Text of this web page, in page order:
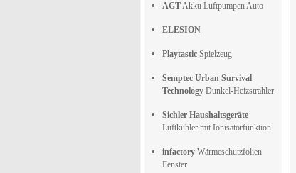
AGTAkku Luftpumpen Auto
ELESION
Playtastic Spielzeug
Semptec Urban Survival
Technology Dunkel-Heizstrahler
Sichler Haushaltsgeräte
Luftkühler mit Ionisatorfunktion
infactory Wärmeschutzfolien
Fenster